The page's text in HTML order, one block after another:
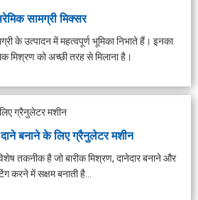
सामग्री मिक्सर
के उत्पादन में महत्वपूर्ण भूमिका निभाते हैं। इनका
मिश्रण को अच्छी तरह से मिलाना है।
बनाने के लिए ग्रैनुलेटर मशीन
तकनीक है जो बारीक मिश्रण, दानेदार बनाने और
करने में सक्षम बनाती है...